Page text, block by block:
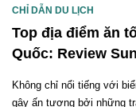
CHỈ DẪN DU LỊCH
Top địa điểm ăn
Quốc: Review
Không chỉ nổi tiếng với
gây ấn tượng bởi những